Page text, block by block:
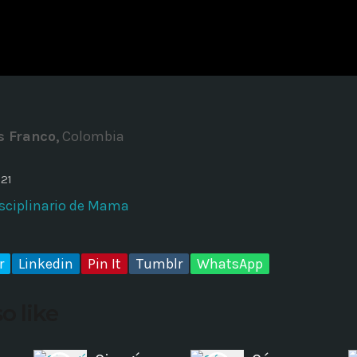
Time
Franco, Colombia
de Mama
Linkedin Pin It Tumblr WhatsApp